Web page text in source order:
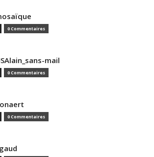
0 Commentaires
mail
0 Commentaires
0 Commentaires